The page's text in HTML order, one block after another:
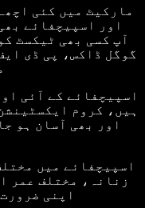
مارکیٹ میں کئی
اور اسپیچفائے
آپ کسی بھی ٹیکسٹ
گوگل ڈاکس، پی ڈی
اسپیچفائے کے آئی
ہیں، کروم
اور بھی آسان ہو
اسپیچفائے میں
زنانہ، مختلف عمر